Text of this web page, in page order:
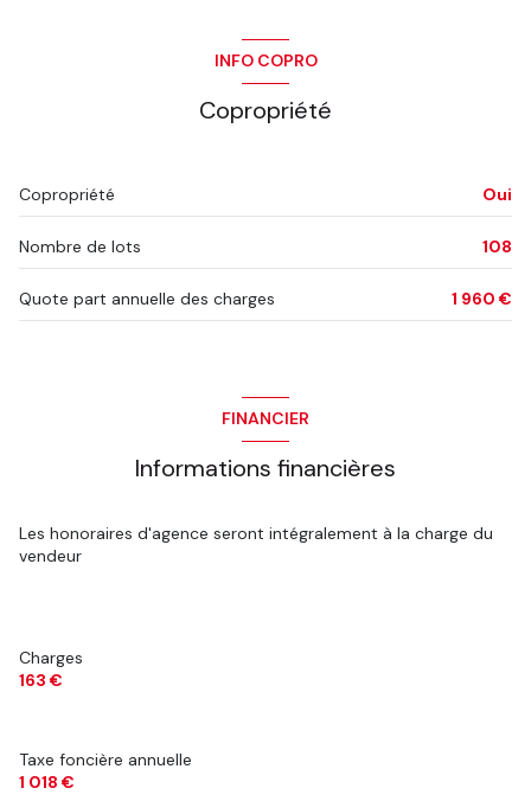
INFO COPRO
Copropriété
Copropriété Oui
Nombre de lots 108
Quote part annuelle des charges 1 960 €
FINANCIER
Informations financières
Les honoraires d'agence seront intégralement à la charge du
vendeur
Charges
163 €
Taxe foncière annuelle
1 018 €